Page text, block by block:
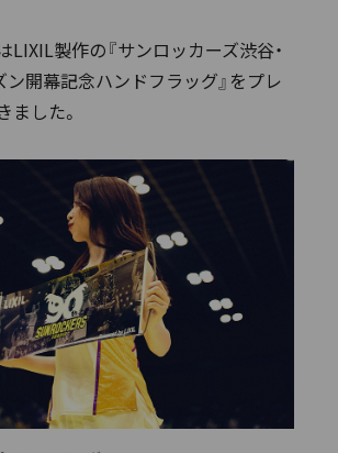
LIXIL製作の『サンロッカーズ渋谷・
開幕記念ハンドフラッグ』をプレ
ました。